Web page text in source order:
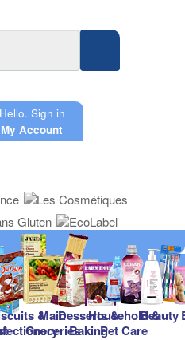
Hello. Sign in
My Account
&
Main
Groceries
Desserts &
Baking
Household &
Pet Care
Beauty